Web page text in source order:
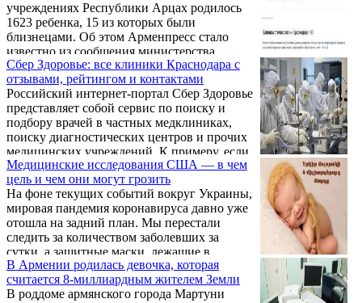
учреждениях Республики Арцах родилось
1623 ребенка, 15 из которых были
близнецами. Об этом Арменпресс стало
известно из сообщения министерства
здравоохранения Арцаха, где также
отмечается, что в медицинских
учреждениях РА родились еще 43 ребенка
из Арцаха.
Сбер Здоровье: все клиники Краснодара с
отзывами, рейтингом и контактами
Российский интернет-портал Сбер Здоровье
представляет собой сервис по поиску и
подбору врачей в частных медклиниках,
поиску диагностических центров и прочих
медицинских учреждений. К примеру, если
необходимо вылечить зубы, сделать пломбу,
поставить виниры и прочее, то к вашим
услугам все стоматологии Краснодара в
одном месте на сайте krd.docdoc.ru.
Пользователи могут вызвать врача на дом,
записаться на прием и на диагностику,
получить другие услуги.
Медицинские исследования США — в чем
цель и чем они могут грозить
На фоне текущих событий вокруг Украины,
мировая пандемия коронавируса давно уже
отошла на задний план. Мы перестали
следить за количеством заболевших за
сутки, а защитные маски, лежащие в
кармане куртки на всякий случай, уже
давно отправились в мусорное ведро. Тем
не менее кажущаяся безопасность и
В Армении родилась девочка, которая
считается 8-миллиардным жителем Земли
В роддоме армянского города Мартуни